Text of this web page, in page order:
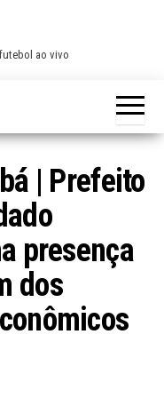
ao vivo
| Prefeito
presença
dos